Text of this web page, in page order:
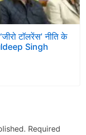
टॉलरेंस’ नीति के
Singh
Required